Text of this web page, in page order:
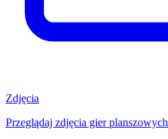
Zdjęcia
Przeglądaj zdjęcia gier planszowych